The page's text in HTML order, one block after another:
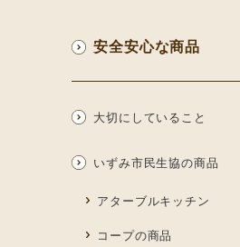
安全安心な商品
大切にしていること
いずみ市民生協の商品
アターブルキッチン
コープの商品